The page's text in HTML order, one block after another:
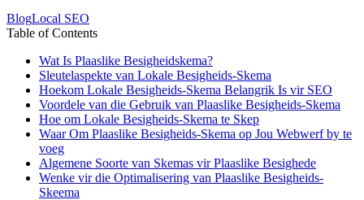
BlogLocal SEO
Table of Contents
Wat Is Plaaslike Besigheidskema?
Sleutelaspekte van Lokale Besigheids-Skema
Hoekom Lokale Besigheids-Skema Belangrik Is vir SEO
Voordele van die Gebruik van Plaaslike Besigheids-Skema
Hoe om Lokale Besigheids-Skema te Skep
Waar Om Plaaslike Besigheids-Skema op Jou Webwerf by te
voeg
Algemene Soorte van Skemas vir Plaaslike Besighede
Wenke vir die Optimalisering van Plaaslike Besigheids-
Skeema